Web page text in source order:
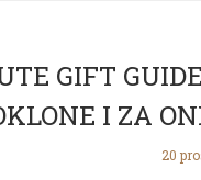
GIFT
I ZA
20